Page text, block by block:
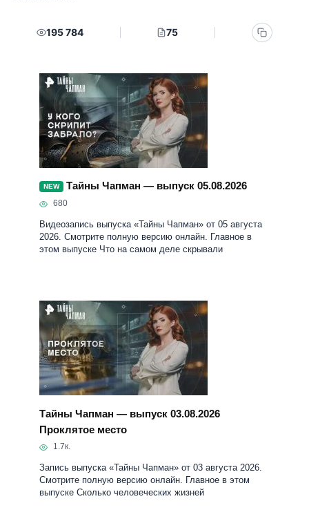
Тайны Чапман — выпуск 05.08.2026
680
Видеозапись выпуска «Тайны Чапман» от 05 августа
2026. Смотрите полную версию онлайн. Главное в
этом выпуске Что на самом деле скрывали
Тайны Чапман — выпуск 03.08.2026
Проклятое место
1.7к.
Запись выпуска «Тайны Чапман» от 03 августа 2026.
Смотрите полную версию онлайн. Главное в этом